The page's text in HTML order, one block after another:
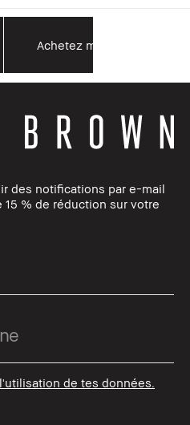
Achetez maintenant
des notifications par e-mail
% de réduction sur votre
de tes données.